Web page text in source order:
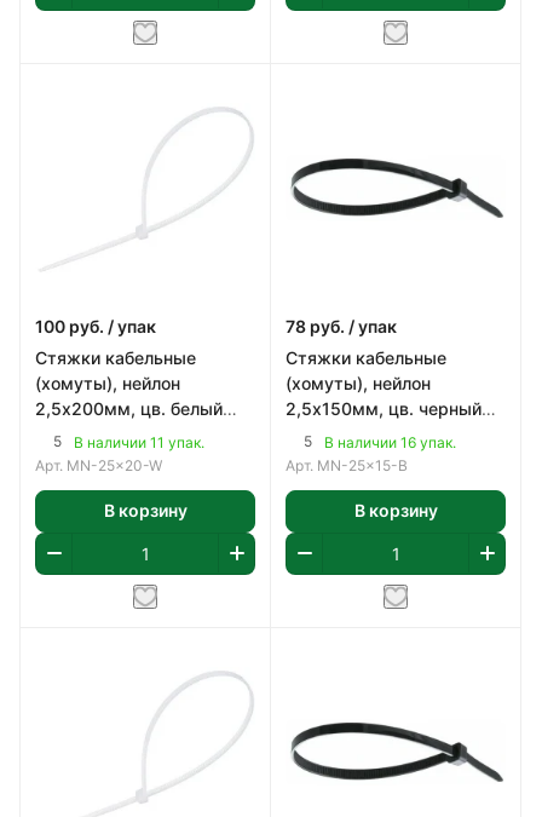
100 руб. / упак
Стяжки кабельные
(хомуты), нейлон
2,5х200мм, цв. белый
(100шт)
5
В наличии 11 упак.
Арт. MN-25x20-W
В корзину
78 руб. / упак
Стяжки кабельные
(хомуты), нейлон
2,5х150мм, цв. черный
(100шт)
5
В наличии 16 упак.
Арт. MN-25x15-B
В корзину